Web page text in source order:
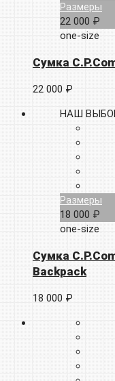
Размеры
22 000 ₽
one-size
Сумка
22 000 ₽
НАШ
Размеры
18 000 ₽
one-size
Сумка
Backpack
18 000 ₽